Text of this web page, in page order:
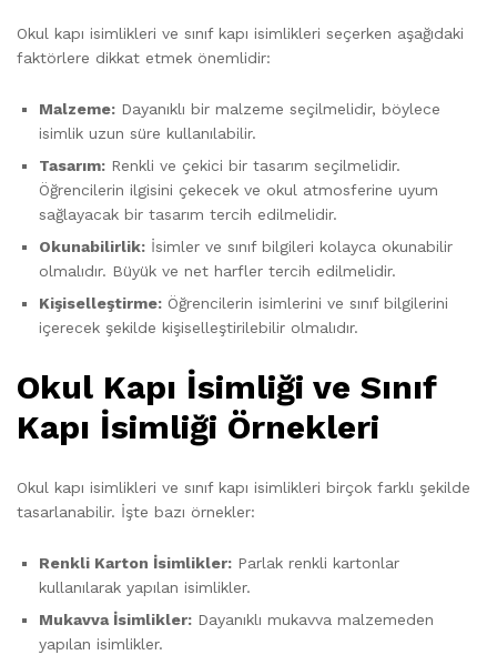
Okul kapı isimlikleri ve sınıf kapı isimlikleri seçerken aşağıdaki
faktörlere dikkat etmek önemlidir:
Malzeme: Dayanıklı bir malzeme seçilmelidir, böylece
isimlik uzun süre kullanılabilir.
Tasarım: Renkli ve çekici bir tasarım seçilmelidir.
Öğrencilerin ilgisini çekecek ve okul atmosferine uyum
sağlayacak bir tasarım tercih edilmelidir.
Okunabilirlik: İsimler ve sınıf bilgileri kolayca okunabilir
olmalıdır. Büyük ve net harfler tercih edilmelidir.
Kişiselleştirme: Öğrencilerin isimlerini ve sınıf bilgilerini
içerecek şekilde kişiselleştirilebilir olmalıdır.
Okul Kapı İsimliği ve Sınıf
Kapı İsimliği Örnekleri
Okul kapı isimlikleri ve sınıf kapı isimlikleri birçok farklı şekilde
tasarlanabilir. İşte bazı örnekler:
Renkli Karton İsimlikler: Parlak renkli kartonlar
kullanılarak yapılan isimlikler.
Mukavva İsimlikler: Dayanıklı mukavva malzemeden
yapılan isimlikler.